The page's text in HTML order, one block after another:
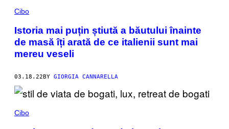
Cibo
Istoria mai puțin știută a băutului înainte
de masă îți arată de ce italienii sunt mai
mereu veseli
03.18.22 BY GIORGIA CANNARELLA
Cibo